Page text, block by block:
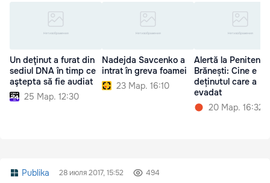
Un deţinut a furat din
sediul DNA în timp ce
aştepta să fie audiat
25 Мар. 12:30
Nadejda Savcenko a
intrat în greva foamei
23 Мар. 16:10
Alertă la
Brănești: Cine e
deținutul care a
evadat
20 Мар. 16:32
Publika 28 июля 2017, 15:52 494